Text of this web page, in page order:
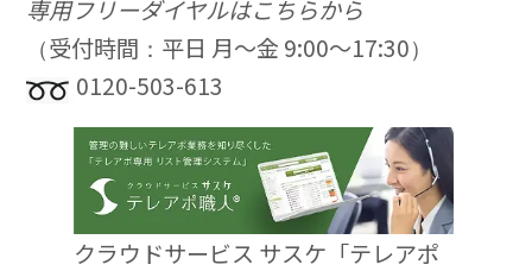
専用フリーダイヤルはこちらから
（受付時間：平日 月〜金 9:00〜17:30）
0120-503-613
クラウドサービス サスケ「テレアポ